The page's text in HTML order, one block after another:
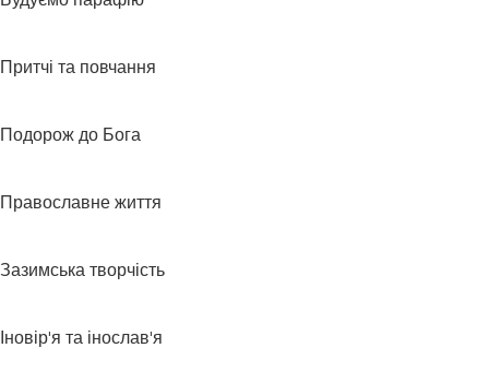
Притчі та повчання
Подорож до Бога
Православне життя
Зазимська творчість
Іновір'я та інослав'я